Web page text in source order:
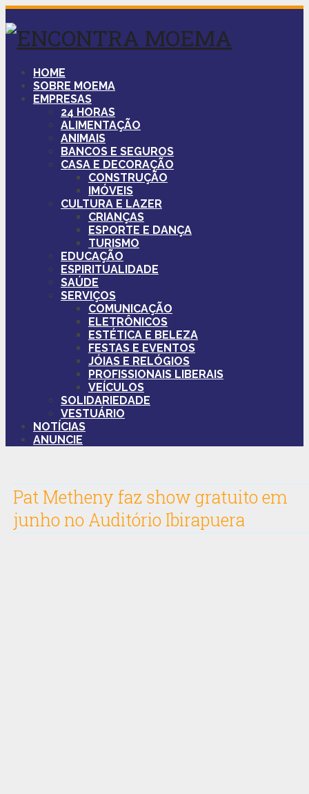
HOME
SOBRE MOEMA
EMPRESAS
24 HORAS
ALIMENTAÇÃO
ANIMAIS
BANCOS E SEGUROS
CASA E DECORAÇÃO
CONSTRUÇÃO
IMÓVEIS
CULTURA E LAZER
CRIANÇAS
ESPORTE E DANÇA
TURISMO
EDUCAÇÃO
ESPIRITUALIDADE
SAÚDE
SERVIÇOS
COMUNICAÇÃO
ELETRÔNICOS
ESTÉTICA E BELEZA
FESTAS E EVENTOS
JÓIAS E RELÓGIOS
PROFISSIONAIS LIBERAIS
VEÍCULOS
SOLIDARIEDADE
VESTUÁRIO
NOTÍCIAS
ANUNCIE
Pat Metheny faz show gratuito em
junho no Auditório Ibirapuera